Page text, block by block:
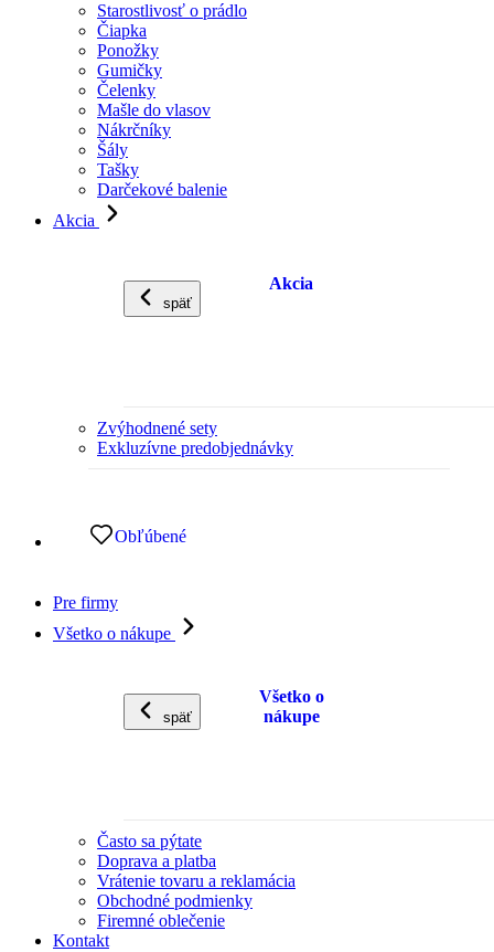
Starostlivosť o prádlo
Čiapka
Ponožky
Gumičky
Čelenky
Mašle do vlasov
Nákrčníky
Šály
Tašky
Darčekové balenie
Akcia
späť
Akcia
Zvýhodnené sety
Exkluzívne predobjednávky
Obľúbené
Pre firmy
Všetko o nákupe
späť
Všetko o
nákupe
Často sa pýtate
Doprava a platba
Vrátenie tovaru a reklamácia
Obchodné podmienky
Firemné oblečenie
Kontakt